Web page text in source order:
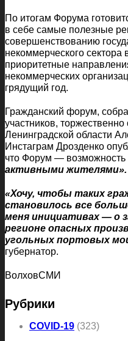
По итогам Форума
в себе самые полезные
совершенствованию
некоммерческого сектора
приоритетные
некоммерческих
грядущий год.
Гражданский форум,
участников,
Ленинградской области
Инстаграм Дрозденко
что Форум — возможность
активными жителями».
«Хочу, чтобы таких
становилось все
меня инициативах — о
регионе опасных
угольных портовых
губернатор.
ВолховСМИ
Рубрики
COVID-19 (323)